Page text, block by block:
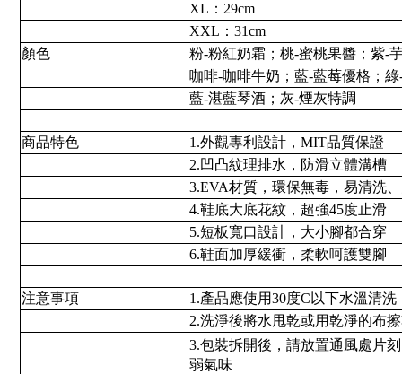
XL：29cm
XXL：31cm
顏色
粉-粉紅奶霜；桃-蜜桃果醬；紫-
咖啡-咖啡牛奶；藍-藍莓優格；
藍-湛藍琴酒；灰-煙灰特調
商品特色
1.外觀專利設計，MIT品質保證
2.凹凸紋理排水，防滑立體溝槽
3.EVA材質，環保無毒，易清洗
4.鞋底大底花紋，超強45度止滑
5.短板寬口設計，大小腳都合穿
6.鞋面加厚緩衝，柔軟呵護雙腳
注意事項
1.產品應使用30度C以下水溫清洗
2.洗淨後將水甩乾或用乾淨的布
3.包裝拆開後，請放置通風處片
弱氣味